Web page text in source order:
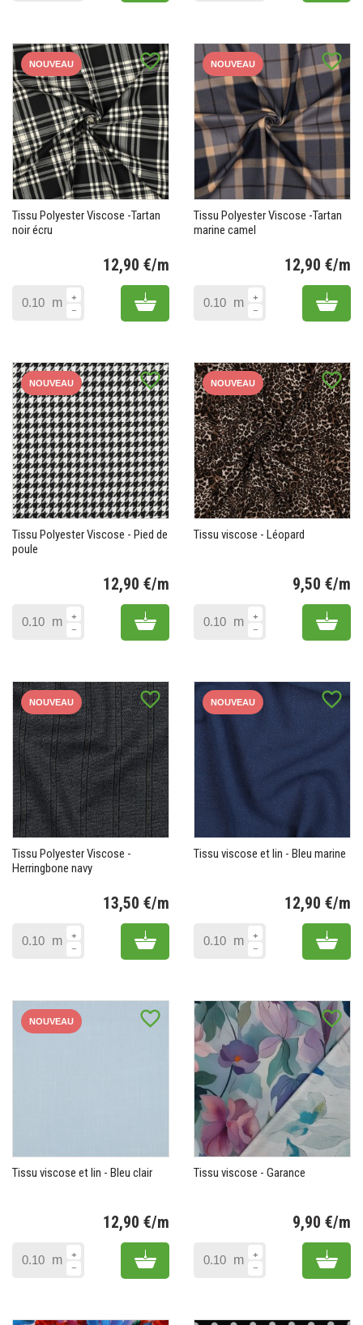
favorite_border
NOUVEAU
Tissu Polyester Viscose -Tartan
noir écru
12,90 €/m
m Add to cart
favorite_border
NOUVEAU
Tissu Polyester Viscose -Tartan
marine camel
12,90 €/m
m Add
favorite_border
NOUVEAU
Tissu Polyester Viscose - Pied de
poule
12,90 €/m
m Add to cart
favorite_border
NOUVEAU
Tissu viscose - Léopard
9,50 €/m
m Add
favorite_border
NOUVEAU
Tissu Polyester Viscose -
Herringbone navy
13,50 €/m
m Add to cart
favorite_border
NOUVEAU
Tissu viscose et lin - Bleu marine
12,90 €/m
m Add
favorite_border
NOUVEAU
Tissu viscose et lin - Bleu clair
12,90 €/m
m Add to cart
favorite_border
Tissu viscose - Garance
9,90 €/m
m Add